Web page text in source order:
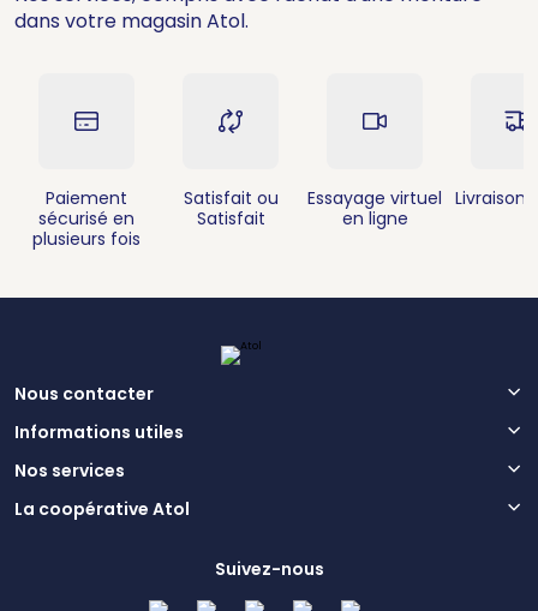
dans votre magasin Atol.
Paiement
sécurisé en
plusieurs fois
Satisfait ou
Satisfait
Essayage virtuel
en ligne
Livraison
Nous contacter
Informations utiles
Nos services
La coopérative Atol
Suivez-nous